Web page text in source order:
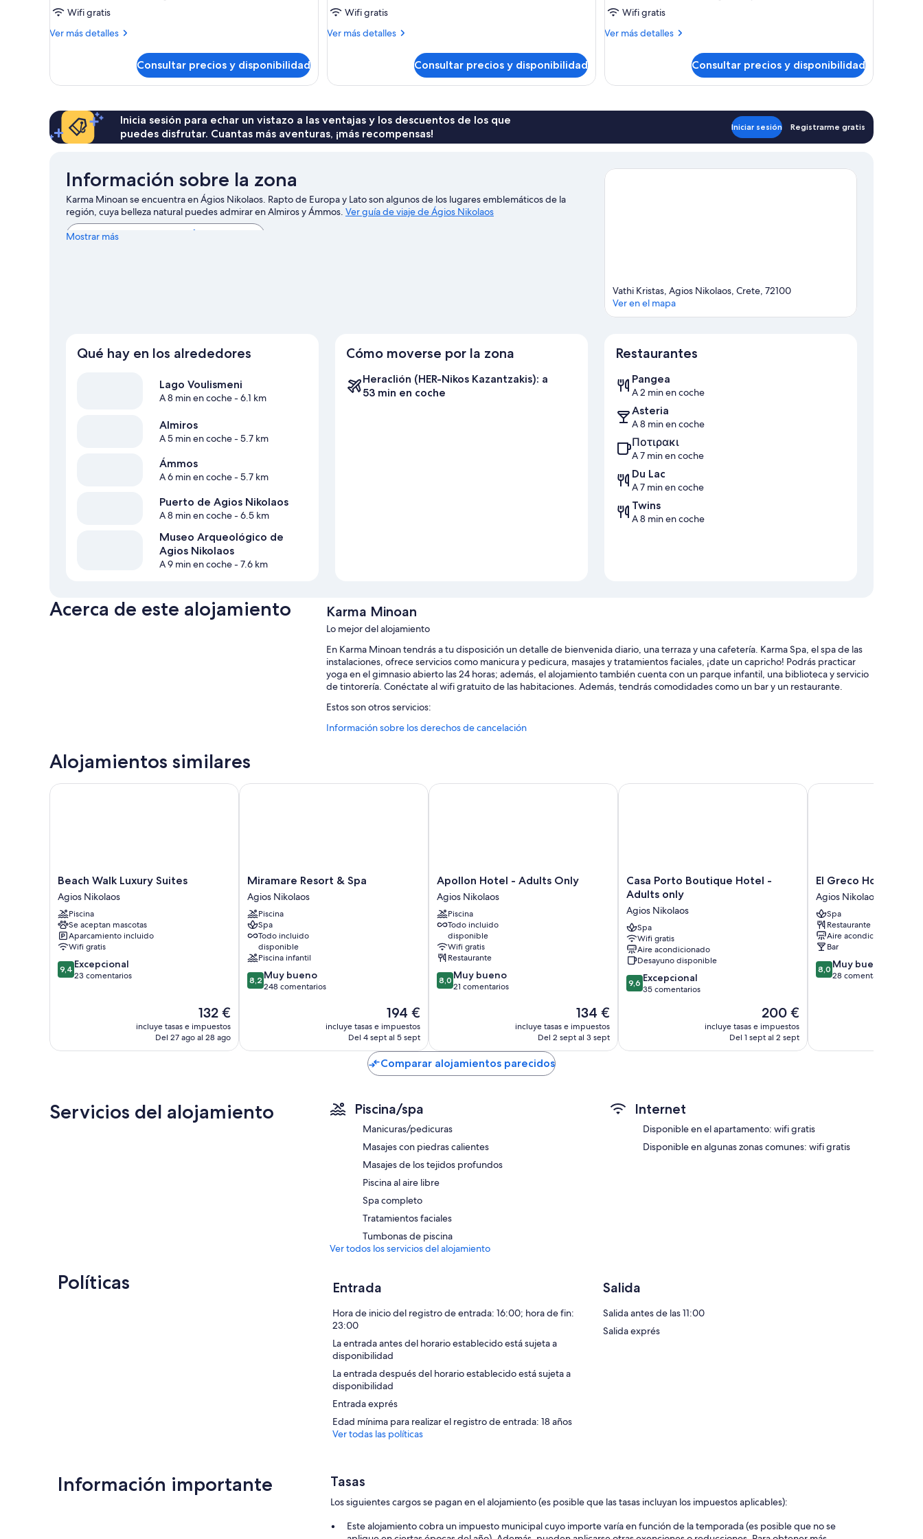
Wifi gratis
Ver más detalles
Más
Consultar precios y disponibilidad
Wifi gratis
Ver más detalles
Más
superior
Consultar precios y disponibilidad
Wifi gratis
Ver más detalles
Más
familiar
Consultar precios y disponibilidad
Inicia sesión para echar un vistazo a las ventajas y los descuentos de los que
puedes disfrutar. Cuantas más aventuras, ¡más recompensas!
Iniciar sesión Registrarme gratis
Información sobre la zona
Karma Minoan se encuentra en Ágios Nikolaos. Rapto de Europa y Lato son algunos de los lugares emblemáticos de la
región, cuya belleza natural puedes admirar en Almiros y Ámmos. Ver guía de viaje de Ágios Nikolaos
Ver más apartoteles en Ágios Nikolaos
Mostrar más
Vathi Kristas, Agios Nikolaos, Crete, 72100
Ver en el mapa
Qué hay en los alrededores
Lago Voulismeni
A 8 min en coche- 6.1 km
Almiros
A 5 min en coche- 5.7 km
Ámmos
A 6 min en coche- 5.7 km
Puerto de Agios Nikolaos
A 8 min en coche- 6.5 km
Museo Arqueológico de
Agios Nikolaos
A 9 min en coche- 7.6 km
Cómo moverse por la zona
Heraclión (HER-Nikos Kazantzakis): a
53 min en coche
Restaurantes
Pangea
A 2 min en coche
Asteria
A 8 min en coche
Ποτιρακι
A 7 min en coche
Du Lac
A 7 min en coche
Twins
A 8 min en coche
Acerca de este alojamiento Karma Minoan
Lo mejor del alojamiento
En Karma Minoan tendrás a tu disposición un detalle de bienvenida diario, una terraza y una cafetería. Karma Spa, el spa de las
instalaciones, ofrece servicios como manicura y pedicura, masajes y tratamientos faciales, ¡date un capricho! Podrás practicar
yoga en el gimnasio abierto las 24 horas; además, el alojamiento también cuenta con un parque infantil, una biblioteca y servicio
de tintorería. Conéctate al wifi gratuito de las habitaciones. Además, tendrás comodidades como un bar y un restaurante.
Estos son otros servicios:
Una piscina al aire libre con tumbonas
Servicio de registro de entrada exprés, consigna de equipaje y servicios de conserjería
Además, otros de los servicios que hallarás en todas las habitaciones incluyen:
Juegos de cama hipoalergénicos y cunas gratuitas
Baños con duchas con efecto de lluvia y duchas y bañeras combinadas
Balcones o patios amueblados, armarios o roperos y zonas de estar independientes
Información sobre los derechos de cancelación
Alojamientos similares
Beach
Walk
Luxury
Suites
Agios
Nikolaos
Beach Walk Luxury Suites
Agios Nikolaos
Piscina
Se aceptan mascotas
Aparcamiento incluido
Wifi gratis
9.4
sobre
9,4 Excepcional
23 comentarios
El
precio
actual
132 €
incluye tasas e impuestos
Del 27 ago al 28 ago
Beach Walk Luxury Suites
Miramare
Resort
&
Spa
Agios
Nikolaos
Miramare Resort & Spa
Agios Nikolaos
Piscina
Spa
Todo incluido
disponible
Piscina infantil
8.2
sobre
8,2 Muy bueno
248 comentarios
El
precio
actual
de
194 €
194 €
incluye tasas e impuestos
Del 4 sept al 5 sept
Miramare Resort & Spa
Apollon
Hotel
-
Adults
Only
Agios
Nikolaos
Apollon Hotel - Adults Only
Agios Nikolaos
Piscina
Todo incluido
disponible
Wifi gratis
Restaurante
8.0
sobre
8,0 Muy bueno
21 comentarios
El
precio
actual
134 €
incluye tasas e impuestos
Del 2 sept al 3 sept
Apollon Hotel - Adults Only
Casa
Porto
Hotel
-
Adults
only
Agios
Nikolaos
Casa Porto Boutique Hotel -
Adults only
Agios Nikolaos
Spa
Wifi gratis
Aire acondicionado
Desayuno disponible
9.6
sobre
9,6 Excepcional
35 comentarios
El
precio
actual
200 €
incluye tasas e impuestos
Del 1 sept al 2 sept
Casa Porto Boutique Hotel - Adults only
El
Greco
Hotel
Agios
Nikolaos
El Greco Hotel
Agios Nikolaos
Spa
Restaurante
Aire acondicionado
Bar
8.0
sobre
8,0 Muy bueno
28 comentarios
El Greco Hotel
Comparar alojamientos parecidos
Servicios del alojamiento Piscina/spa
Manicuras/pedicuras
Masajes con piedras calientes
Masajes de los tejidos profundos
Piscina al aire libre
Spa completo
Tratamientos faciales
Tumbonas de piscina
Internet
Disponible en el apartamento: wifi gratis
Disponible en algunas zonas comunes: wifi gratis
Ver todos los servicios del alojamiento
Políticas Entrada
Hora de inicio del registro de entrada: 16:00; hora de fin:
23:00
La entrada antes del horario establecido está sujeta a
disponibilidad
La entrada después del horario establecido está sujeta a
disponibilidad
Entrada exprés
Edad mínima para realizar el registro de entrada: 18 años
Salida
Salida antes de las 11:00
Salida exprés
Ver todas las políticas
Información importante Tasas
Los siguientes cargos se pagan en el alojamiento (es posible que las tasas incluyan los impuestos aplicables):
Este alojamiento cobra un impuesto municipal cuyo importe varía en función de la temporada (es posible que no se